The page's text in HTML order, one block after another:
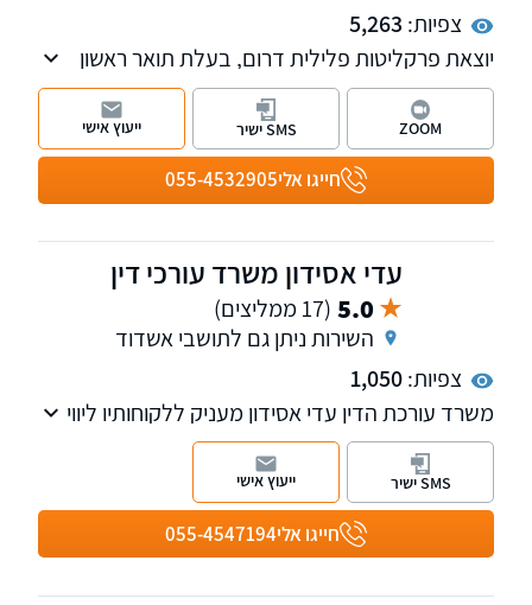
צפיות: 5,263
יוצאת פרקליטות פלילית דרום, בעלת תואר ראשון
במשפטים ותואר שני במשפטים בהתמקצעות
פלילית. המשרד מעניק ייצוג בכל עולם המשפט
הפלילי, בתחום התעבורה, משפט מנהלי ועתירות
ותביעות לשון הרע.חייגו אלי055-4532905
ZOOM SMS ישיר ייעוץ אישי
עדי אסידון משרד עורכי דין
5.0 (17 ממליצים)
השירות ניתן גם לתושבי אשדוד
צפיות:1,050
משרד עורכת הדין עדי אסידון מעניק ללקוחותיו ליווי
משפטי מקצועי בתחומי הסדרת חובות, הוצאה
לפועל וחדלות פירעון, לצד טיפול בהליכים רגישים
בדיני משפחה.
חייגו אלי055-4547194
SMS ישיר ייעוץ אישי